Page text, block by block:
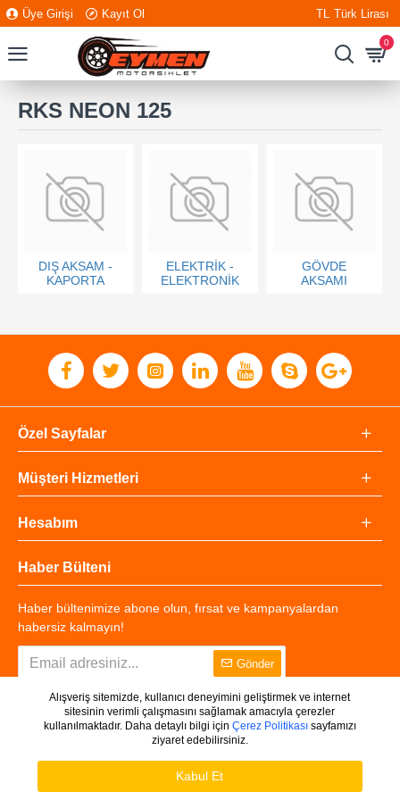
Üye Girişi Kayıt Ol TL Türk Lirası
0
RKS NEON 125
DIŞ AKSAM -
KAPORTA
ELEKTRİK -
ELEKTRONİK
GÖVDE
AKSAMI
Özel Sayfalar
Müşteri Hizmetleri
Hesabım
Haber Bülteni
Haber bültenimize abone olun, fırsat ve kampanyalardan
habersiz kalmayın!
Gönder
Copyright © 2025 - Tüm Hakları Saklıdır.
Alışveriş sitemizde, kullanıcı deneyimini geliştirmek ve internet
sitesinin verimli çalışmasını sağlamak amacıyla çerezler
kullanılmaktadır. Daha detaylı bilgi için Çerez Politikasısayfamızı
ziyaret edebilirsiniz.
Kabul Et
Ürünleri Filtrele